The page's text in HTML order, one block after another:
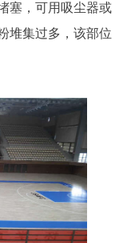
塞，可用吸尘器或
堆集过多，该部位